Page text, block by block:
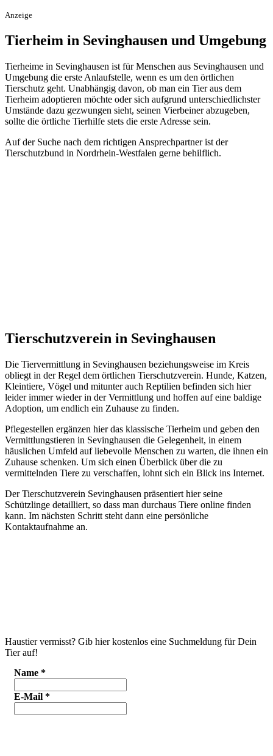
Anzeige
Tierheim in Sevinghausen und Umgebung
Tierheime in Sevinghausen ist für Menschen aus Sevinghausen und
Umgebung die erste Anlaufstelle, wenn es um den örtlichen
Tierschutz geht. Unabhängig davon, ob man ein Tier aus dem
Tierheim adoptieren möchte oder sich aufgrund unterschiedlichster
Umstände dazu gezwungen sieht, seinen Vierbeiner abzugeben,
sollte die örtliche Tierhilfe stets die erste Adresse sein.
Auf der Suche nach dem richtigen Ansprechpartner ist der
Tierschutzbund in Nordrhein-Westfalen gerne behilflich.
Tierschutzverein in Sevinghausen
Die Tiervermittlung in Sevinghausen beziehungsweise im Kreis
obliegt in der Regel dem örtlichen Tierschutzverein. Hunde, Katzen,
Kleintiere, Vögel und mitunter auch Reptilien befinden sich hier
leider immer wieder in der Vermittlung und hoffen auf eine baldige
Adoption, um endlich ein Zuhause zu finden.
Pflegestellen ergänzen hier das klassische Tierheim und geben den
Vermittlungstieren in Sevinghausen die Gelegenheit, in einem
häuslichen Umfeld auf liebevolle Menschen zu warten, die ihnen ein
Zuhause schenken. Um sich einen Überblick über die zu
vermittelnden Tiere zu verschaffen, lohnt sich ein Blick ins Internet.
Der Tierschutzverein Sevinghausen präsentiert hier seine
Schützlinge detailliert, so dass man durchaus Tiere online finden
kann. Im nächsten Schritt steht dann eine persönliche
Kontaktaufnahme an.
Haustier vermisst? Gib hier kostenlos eine Suchmeldung für Dein
Tier auf!
Name *
E-Mail *